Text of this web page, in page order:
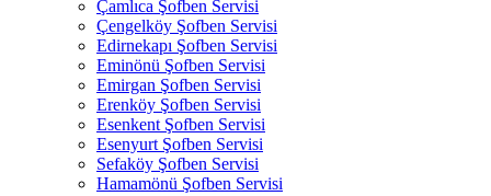
Çamlıca Şofben Servisi
Çengelköy Şofben Servisi
Edirnekapı Şofben Servisi
Eminönü Şofben Servisi
Emirgan Şofben Servisi
Erenköy Şofben Servisi
Esenkent Şofben Servisi
Esenyurt Şofben Servisi
Sefaköy Şofben Servisi
Hamamönü Şofben Servisi